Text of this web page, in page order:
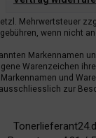
Mehrwertsteuer
wenn nicht
Markennamen
Warenzeichen
und
zur